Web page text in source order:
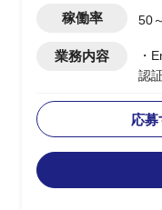
稼働率 50
業務内容
・
認
・
基
・
む
応募